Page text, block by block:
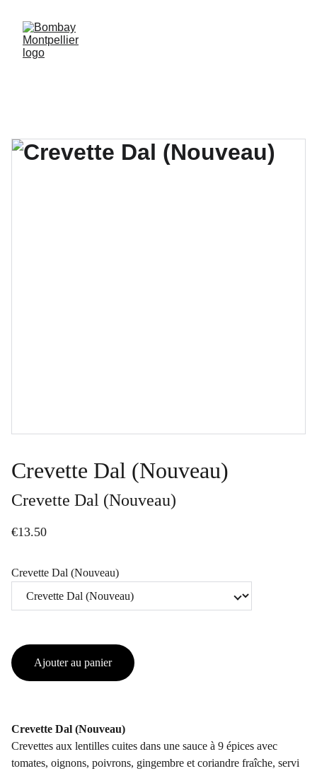
Crevette Dal (Nouveau)
Crevette Dal (Nouveau)
€13.50
Crevette Dal (Nouveau)
Ajouter au panier
Crevette Dal (Nouveau)
Crevettes aux lentilles cuites dans une sauce à 9 épices avec
tomates, oignons, poivrons, gingembre et coriandre fraîche, servi